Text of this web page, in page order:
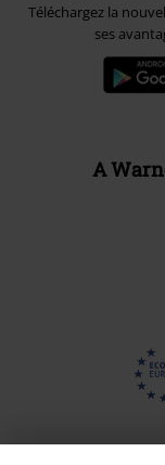
Téléchargez la
ses
A